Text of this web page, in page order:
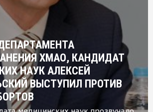
ХМАО, КАНДИДАТ
НАУК АЛЕКСЕЙ
ВЫСТУПИЛ ПРОТИВ